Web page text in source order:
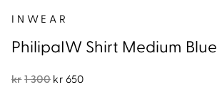
INWEAR
PhilipaIW Shirt Medium Blue
kr1 300 Opprinnelig
kr 650Nåværende